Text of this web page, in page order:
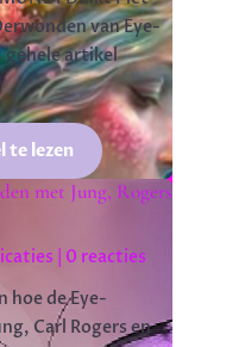
van Eye-
gehele artikel
te lezen
met Jung, Rogers
| 0 reacties
hoe de Eye-
Carl Rogers en